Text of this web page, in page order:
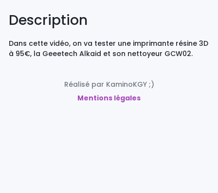
Description
Dans cette vidéo, on va tester une imprimante résine 3D
à 95€, la Geeetech Alkaid et son nettoyeur GCW02.
Réalisé par KaminoKGY ;)
Mentions légales